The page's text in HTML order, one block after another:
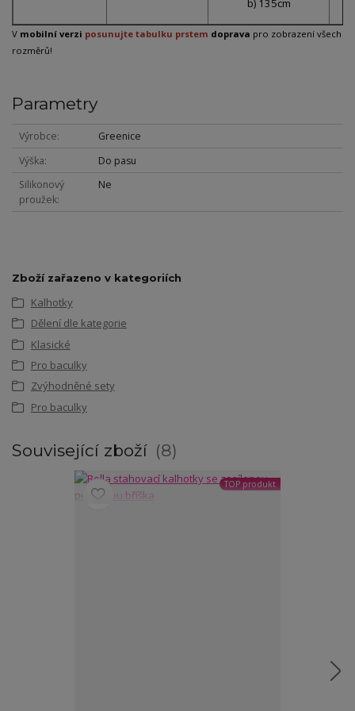
b) 135cm
V mobilní verzi posunujte tabulku prstem doprava pro zobrazení všech
rozměrů!
Parametry
Výrobce
Greenice
Výška
Do pasu
Silikonový
proužek
Ne
Zboží zařazeno v kategoriích
Kalhotky
Dělení dle kategorie
Klasické
Pro baculky
Zvýhodněné sety
Pro baculky
Související zboží 8
TOP produkt